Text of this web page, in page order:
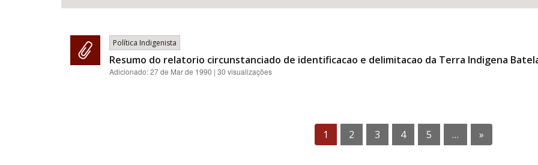
Política Indigenista
Resumo do relatorio circunstanciado de identificacao e delimitacao da Terra Indigena
Adicionado:27 de Mar de 1990 | 30 visualizações
1 2 3 4 5 … »